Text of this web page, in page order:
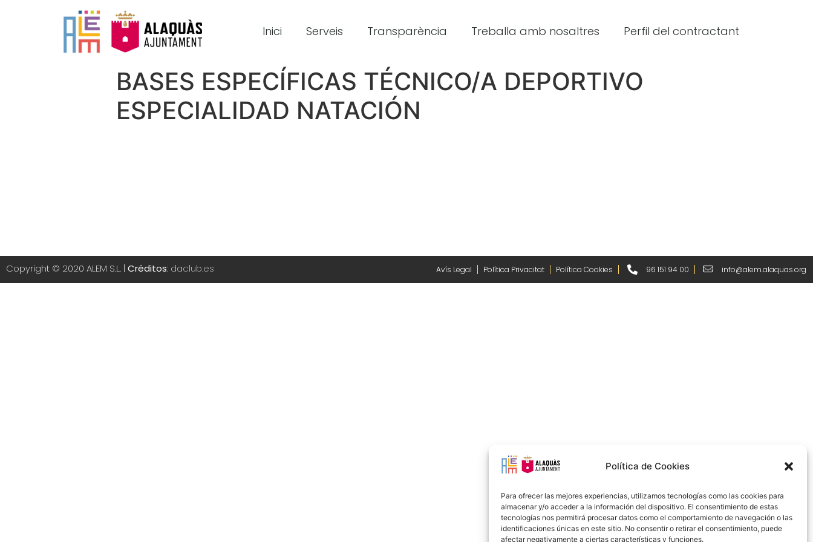
Política de Cookies
Para ofrecer las mejores experiencias, utilizamos tecnologías como las cookies para
almacenar y/o acceder a la información del dispositivo. El consentimiento de estas
tecnologías nos permitirá procesar datos como el comportamiento de navegación o las
identificaciones únicas en este sitio. No consentir o retirar el consentimiento, puede
afectar negativamente a ciertas características y funciones.
Inici Serveis Transparència Treballa amb nosaltres Perfil del contractant
BASES ESPECÍFICAS TÉCNICO/A DEPORTIVO
ESPECIALIDAD NATACIÓN
Copyright © 2020 ALEM S.L. | Créditos: daclub.es Avís Legal Política Privacitat Política Cookies 96 151 94 00 info@alem.alaquas.org